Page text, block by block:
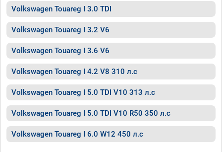
Volkswagen Touareg I 3.0 TDI
Volkswagen Touareg I 3.2 V6
Volkswagen Touareg I 3.6 V6
Volkswagen Touareg I 4.2 V8 310 л.с
Volkswagen Touareg I 5.0 TDI V10 313 л.с
Volkswagen Touareg I 5.0 TDI V10 R50 350 л.с
Volkswagen Touareg I 6.0 W12 450 л.с